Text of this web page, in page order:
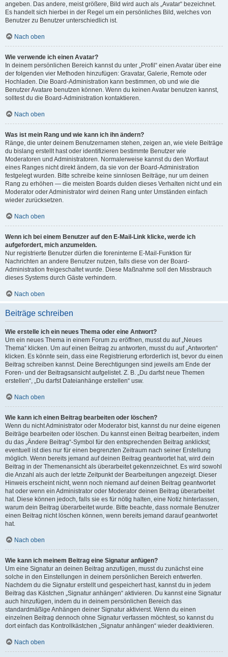
angeben. Das andere, meist größere, Bild wird auch als „Avatar“ bezeichnet.
Es handelt sich hierbei in der Regel um ein persönliches Bild, welches von
Benutzer zu Benutzer unterschiedlich ist.
Nach oben
Wie verwende ich einen Avatar?
In deinem persönlichen Bereich kannst du unter „Profil“ einen Avatar über eine
der folgenden vier Methoden hinzufügen: Gravatar, Galerie, Remote oder
Hochladen. Die Board-Administration kann bestimmen, ob und wie die
Benutzer Avatare benutzen können. Wenn du keinen Avatar benutzen kannst,
solltest du die Board-Administration kontaktieren.
Nach oben
Was ist mein Rang und wie kann ich ihn ändern?
Ränge, die unter deinem Benutzernamen stehen, zeigen an, wie viele Beiträge
du bislang erstellt hast oder identifizieren bestimmte Benutzer wie
Moderatoren und Administratoren. Normalerweise kannst du den Wortlaut
eines Ranges nicht direkt ändern, da sie von der Board-Administration
festgelegt wurden. Bitte schreibe keine sinnlosen Beiträge, nur um deinen
Rang zu erhöhen — die meisten Boards dulden dieses Verhalten nicht und ein
Moderator oder Administrator wird deinen Rang unter Umständen einfach
wieder zurücksetzen.
Nach oben
Wenn ich bei einem Benutzer auf den E-Mail-Link klicke, werde ich
aufgefordert, mich anzumelden.
Nur registrierte Benutzer dürfen die foreninterne E-Mail-Funktion für
Nachrichten an andere Benutzer nutzen, falls diese von der Board-
Administration freigeschaltet wurde. Diese Maßnahme soll den Missbrauch
dieses Systems durch Gäste verhindern.
Nach oben
Beiträge schreiben
Wie erstelle ich ein neues Thema oder eine Antwort?
Um ein neues Thema in einem Forum zu eröffnen, musst du auf „Neues
Thema“ klicken. Um auf einen Beitrag zu antworten, musst du auf „Antworten“
klicken. Es könnte sein, dass eine Registrierung erforderlich ist, bevor du einen
Beitrag schreiben kannst. Deine Berechtigungen sind jeweils am Ende der
Foren- und der Beitragsansicht aufgelistet. Z. B. „Du darfst neue Themen
erstellen“, „Du darfst Dateianhänge erstellen“ usw.
Nach oben
Wie kann ich einen Beitrag bearbeiten oder löschen?
Wenn du nicht Administrator oder Moderator bist, kannst du nur deine eigenen
Beiträge bearbeiten oder löschen. Du kannst einen Beitrag bearbeiten, indem
du das „Ändere Beitrag“-Symbol für den entsprechenden Beitrag anklickst;
eventuell ist dies nur für einen begrenzten Zeitraum nach seiner Erstellung
möglich. Wenn bereits jemand auf deinen Beitrag geantwortet hat, wird dein
Beitrag in der Themenansicht als überarbeitet gekennzeichnet. Es wird sowohl
die Anzahl als auch der letzte Zeitpunkt der Bearbeitungen angezeigt. Dieser
Hinweis erscheint nicht, wenn noch niemand auf deinen Beitrag geantwortet
hat oder wenn ein Administrator oder Moderator deinen Beitrag überarbeitet
hat. Diese können jedoch, falls sie es für nötig halten, eine Notiz hinterlassen,
warum dein Beitrag überarbeitet wurde. Bitte beachte, dass normale Benutzer
einen Beitrag nicht löschen können, wenn bereits jemand darauf geantwortet
hat.
Nach oben
Wie kann ich meinem Beitrag eine Signatur anfügen?
Um eine Signatur an deinen Beitrag anzufügen, musst du zunächst eine
solche in den Einstellungen in deinem persönlichen Bereich entwerfen.
Nachdem du die Signatur erstellt und gespeichert hast, kannst du in jedem
Beitrag das Kästchen „Signatur anhängen“ aktivieren. Du kannst eine Signatur
auch hinzufügen, indem du in deinem persönlichen Bereich das
standardmäßige Anhängen deiner Signatur aktivierst. Wenn du einen
einzelnen Beitrag dennoch ohne Signatur verfassen möchtest, so kannst du
dort einfach das Kontrollkästchen „Signatur anhängen“ wieder deaktivieren.
Nach oben